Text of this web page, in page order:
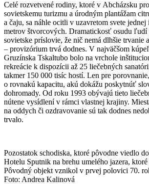
Celé rozvetvené rodiny, ktoré v Abcházsku
sovietskemu turizmu a úrodným plantážam
a čaju, sa náhle ocitli v uzavretom svete
metrov štvorcových. Dramatickosť osudu
sovietske príslovie, že nič nemá dlhšie trvanie
– provizórium trvá dodnes. V najväčšom
Gruzínska Tskaltubo bolo na vrchole
rekreácie k dispozícii až 25 liečebných
takmer 150 000 tisíc hostí. Len pre
o rovnakú kapacitu, akú dokážu poskytnúť
dohromady. Od roku 1993 obývajú tieto
nútene vysídlení v rámci vlastnej krajiny.
na oddych či ozdravovanie sú tak dodnes
trvalo.
Pozostatok schodiska, ktoré pôvodne viedlo
Hotelu Sputnik na brehu umelého jazera,
Pôvodný objekt vznikol v prvej polovici 70.
Foto: Andrea Kalinová